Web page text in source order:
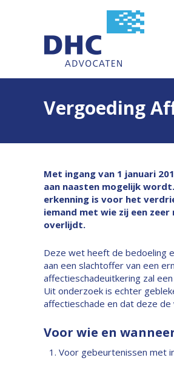
Vergoeding
Met ingang van 1 januari
aan naasten mogelijk
erkenning is voor het
iemand met wie zij een
overlijdt.
Deze wet heeft de bedoeling
aan een slachtoffer van een
affectieschadeuitkering zal
Uit onderzoek is echter
affectieschade en dat deze
Voor wie en
Voor gebeurtenissen met